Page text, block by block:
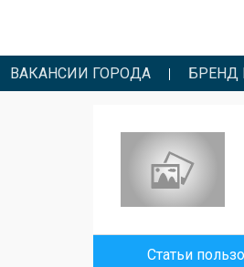
ВАКАНСИИ ГОРОДА БРЕНД
Статьи